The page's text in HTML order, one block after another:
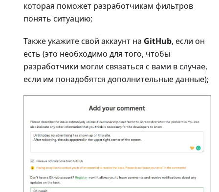
которая поможет разработчикам фильтров
понять ситуацию;
Также укажите свой аккаунт на GitHub, если он
есть (это необходимо для того, чтобы
разработчики могли связаться с вами в случае,
если им понадобятся дополнительные данные);